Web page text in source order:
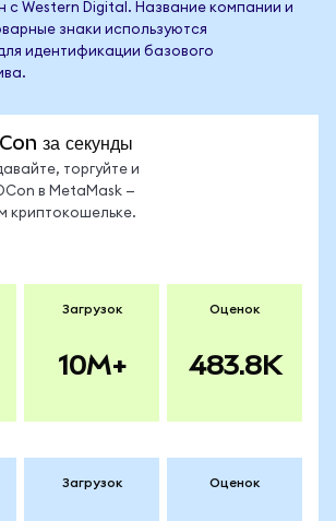
Western Digital. Название компании и
знаки используются
идентификации базового
за секунды
торгуйте и
в MetaMask —
криптокошельке.
Загрузок
10M+
Оценок
483.8K
Загрузок Оценок